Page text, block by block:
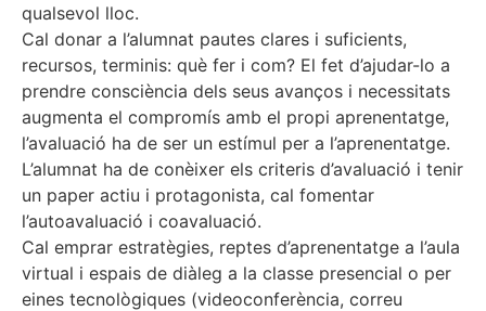
qualsevol lloc.
Cal donar a l’alumnat pautes clares i suficients,
recursos, terminis: què fer i com? El fet d’ajudar-lo a
prendre consciència dels seus avanços i necessitats
augmenta el compromís amb el propi aprenentatge,
l’avaluació ha de ser un estímul per a l’aprenentatge.
L’alumnat ha de conèixer els criteris d’avaluació i tenir
un paper actiu i protagonista, cal fomentar
l’autoavaluació i coavaluació.
Cal emprar estratègies, reptes d’aprenentatge a l’aula
virtual i espais de diàleg a la classe presencial o per
eines tecnològiques (videoconferència, correu